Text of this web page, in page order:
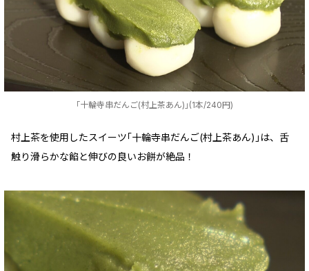
｢十輪寺串だんご(村上茶あん)｣(1本/240円)
村上茶を使用したスイーツ｢十輪寺串だんご(村上茶あん)｣は、舌
触り滑らかな餡と伸びの良いお餅が絶品！